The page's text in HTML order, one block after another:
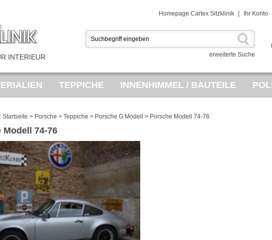
Homepage Cartex Sitzklinik Ihr Konto
INTERIEUR erweiterte Suche
TEPPICHE INNENHIMMEL / BAUTEILE
OPEL BEZUGSTOFF
Startseite > Porsche > Teppiche > Porsche G Modell > Porsche Modell 74-76
Modell 74-76